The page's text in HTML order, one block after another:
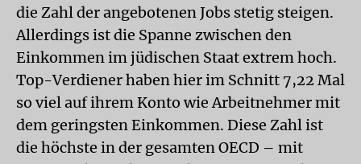
die Zahl der angebotenen Jobs stetig steigen.
Allerdings ist die Spanne zwischen den
Einkommen im jüdischen Staat extrem hoch.
Top-Verdiener haben hier im Schnitt 7,22 Mal
so viel auf ihrem Konto wie Arbeitnehmer mit
dem geringsten Einkommen. Diese Zahl ist
die höchste in der gesamten OECD – mit